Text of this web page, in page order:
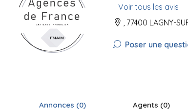
Voir tous les avis
, 77400 LAGNY-
Poser une
Annonces (0) Agents (0)